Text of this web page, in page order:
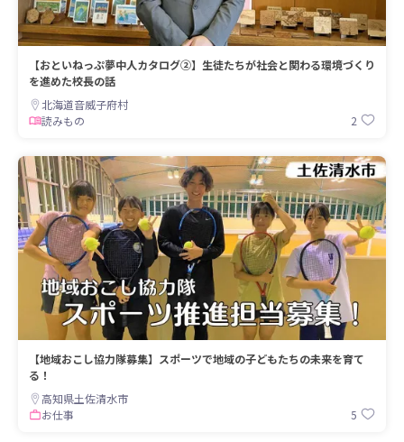
【おといねっぷ夢中人カタログ②】生徒たちが社会と関わる環境づくり
を進めた校長の話
北海道音威子府村
読みもの
2
【地域おこし協力隊募集】スポーツで地域の子どもたちの未来を育て
る！
高知県土佐清水市
お仕事
5